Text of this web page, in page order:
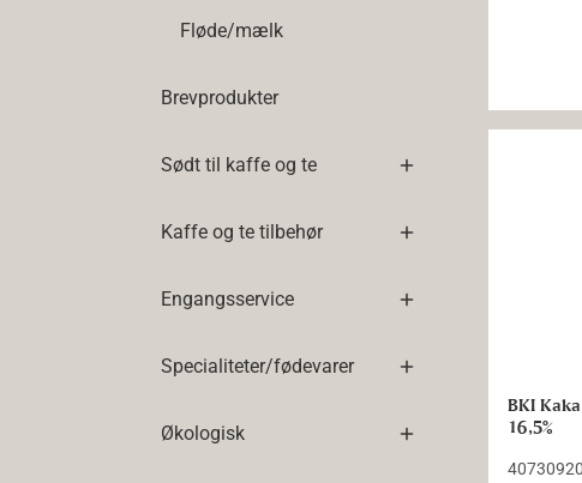
Fløde/mælk
Brevprodukter
Sødt til kaffe og te
Kaffe og te tilbehør
Engangsservice
Specialiteter/fødevarer
Økologisk
BKI
BKI
16,5%
40730920